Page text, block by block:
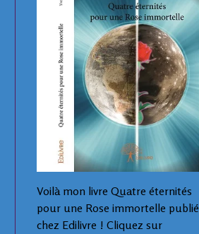
Voilà mon livre Quatre éternités
pour une Rose immortelle publié
chez Edilivre ! Cliquez sur